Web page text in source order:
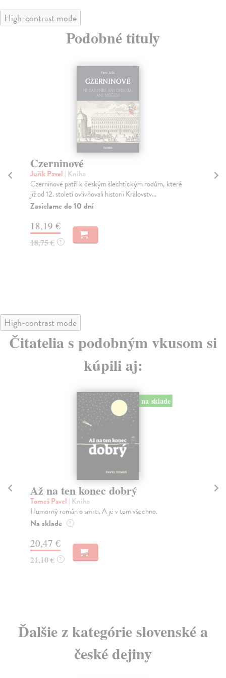
High-contrast mode
Podobné tituly
Czerninové
Juřík Pavel | Kniha
Czerninové patří k českým šlechtickým rodům, které
již od 12. století ovlivňovali historii Královstv...
Zasielame do 10 dní
18,19 €
18,75 € ?
High-contrast mode
Čitatelia s podobným vkusom si
kúpili aj:
na sklade
Až na ten konec dobrý
Tomeš Pavel | Kniha
Humorný román o smrti. A je v tom všechno.
Na sklade ?
20,47 €
21,10 € ?
Ďalšie z kategórie slovenské a
české dejiny